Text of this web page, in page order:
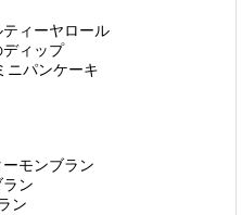
ティーヤロール
ディップ
ニパンケーキ
モンブラン
ン
ン